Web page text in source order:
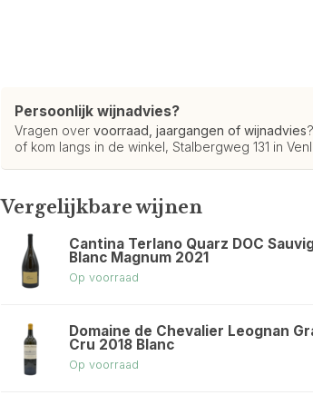
Persoonlijk wijnadvies?
Vragen over voorraad, jaargangen of wijnadvies
of kom langs in de winkel, Stalbergweg 131 in
Vergelijkbare wijnen
Cantina Terlano Quarz DOC
Blanc Magnum 2021
Op voorraad
Domaine de Chevalier Leognan
Cru 2018 Blanc
Op voorraad